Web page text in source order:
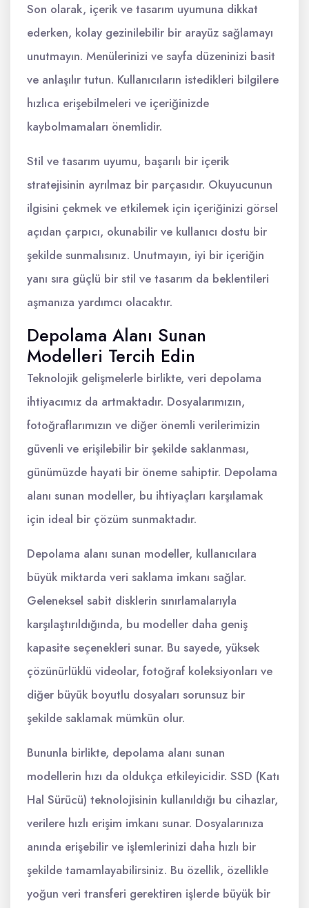
Son olarak, içerik ve tasarım uyumuna dikkat
ederken, kolay gezinilebilir bir arayüz sağlamayı
unutmayın. Menülerinizi ve sayfa düzeninizi basit
ve anlaşılır tutun. Kullanıcıların istedikleri bilgilere
hızlıca erişebilmeleri ve içeriğinizde
kaybolmamaları önemlidir.
Stil ve tasarım uyumu, başarılı bir içerik
stratejisinin ayrılmaz bir parçasıdır. Okuyucunun
ilgisini çekmek ve etkilemek için içeriğinizi görsel
açıdan çarpıcı, okunabilir ve kullanıcı dostu bir
şekilde sunmalısınız. Unutmayın, iyi bir içeriğin
yanı sıra güçlü bir stil ve tasarım da beklentileri
aşmanıza yardımcı olacaktır.
Depolama Alanı Sunan
Modelleri Tercih Edin
Teknolojik gelişmelerle birlikte, veri depolama
ihtiyacımız da artmaktadır. Dosyalarımızın,
fotoğraflarımızın ve diğer önemli verilerimizin
güvenli ve erişilebilir bir şekilde saklanması,
günümüzde hayati bir öneme sahiptir. Depolama
alanı sunan modeller, bu ihtiyaçları karşılamak
için ideal bir çözüm sunmaktadır.
Depolama alanı sunan modeller, kullanıcılara
büyük miktarda veri saklama imkanı sağlar.
Geleneksel sabit disklerin sınırlamalarıyla
karşılaştırıldığında, bu modeller daha geniş
kapasite seçenekleri sunar. Bu sayede, yüksek
çözünürlüklü videolar, fotoğraf koleksiyonları ve
diğer büyük boyutlu dosyaları sorunsuz bir
şekilde saklamak mümkün olur.
Bununla birlikte, depolama alanı sunan
modellerin hızı da oldukça etkileyicidir. SSD (Katı
Hal Sürücü) teknolojisinin kullanıldığı bu cihazlar,
verilere hızlı erişim imkanı sunar. Dosyalarınıza
anında erişebilir ve işlemlerinizi daha hızlı bir
şekilde tamamlayabilirsiniz. Bu özellik, özellikle
yoğun veri transferi gerektiren işlerde büyük bir